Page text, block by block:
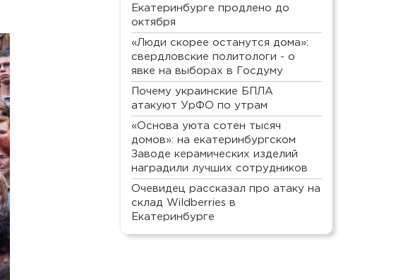
Екатеринбурге продлено до
октября
«Люди скорее останутся дома»:
свердловские политологи - о
явке на выборах в Госдуму
Почему украинские БПЛА
атакуют УрФО по утрам
«Основа уюта сотен тысяч
домов»: на екатеринбургском
Заводе керамических изделий
наградили лучших сотрудников
Очевидец рассказал про атаку на
склад Wildberries в
Екатеринбурге